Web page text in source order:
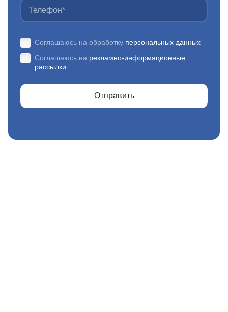
Соглашаюсь на обработку персональных данных
Соглашаюсь на рекламно-информационные
рассылки
Отправить